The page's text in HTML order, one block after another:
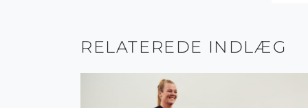
RELATEREDE INDLÆG